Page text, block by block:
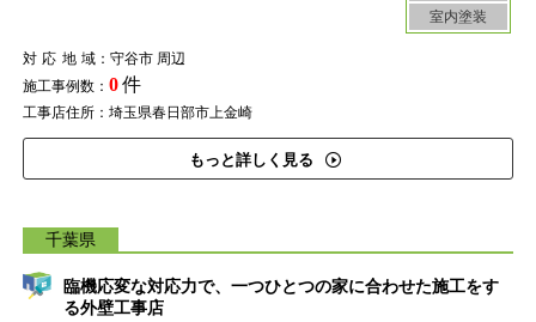
室内塗装
対応地域：守谷市 周辺
施工事例数： 0件
工事店住所：埼玉県春日部市上金崎
もっと詳しく見る
千葉県
臨機応変な対応力で、一つひとつの家に合わせた施工をす
る外壁工事店